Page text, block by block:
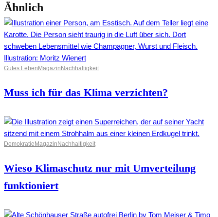
Ähnlich
Gutes LebenMagazinNachhaltigkeit
Muss ich für das Klima verzichten?
DemokratieMagazinNachhaltigkeit
Wieso Klimaschutz nur mit Umverteilung
funktioniert